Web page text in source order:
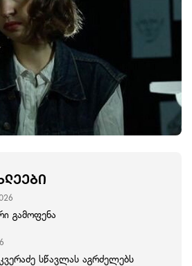
გამოფენა
სწავლას აგრძელებს